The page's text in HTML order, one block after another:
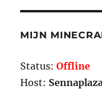
MIJN
Status:Offline
Host: